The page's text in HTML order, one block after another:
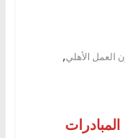
العمل الأهلي,